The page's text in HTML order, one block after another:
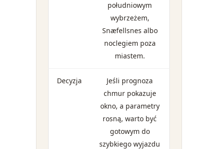
południowym
wybrzeżem,
Snæfellsnes albo
noclegiem poza
miastem.
Decyzja
Jeśli prognoza
chmur pokazuje
okno, a parametry
rosną, warto być
gotowym do
szybkiego wyjazdu